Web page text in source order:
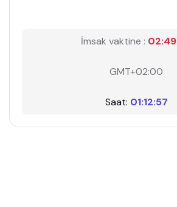
İmsak vaktine :
GMT+02:00
Saat: 01:12:58